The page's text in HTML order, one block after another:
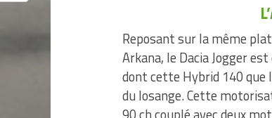
Reposant sur la même
Arkana, le Dacia Jogger
dont cette Hybrid 140 que
du losange. Cette